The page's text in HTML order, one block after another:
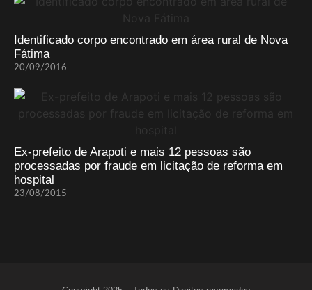
Identificado corpo encontrado em área rural de Nova
Fátima
20/09/2016
Ex-prefeito de Arapoti e mais 12 pessoas são
processadas por fraude em licitação de reforma em
hospital
23/08/2015